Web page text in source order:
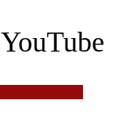
YouTube